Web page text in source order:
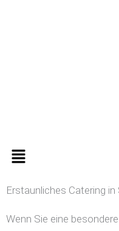
Menü
Erstaunliches Catering
Wenn Sie eine